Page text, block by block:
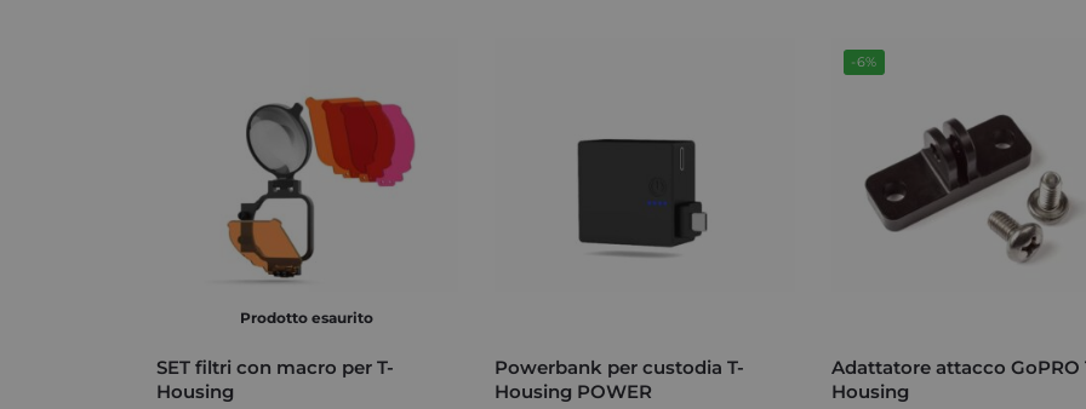
Prodotto esaurito
SET filtri con macro per T-
Housing
Powerbank per custodia T-
Housing POWER
-6%
Adattatore attacco GoPRO
Housing